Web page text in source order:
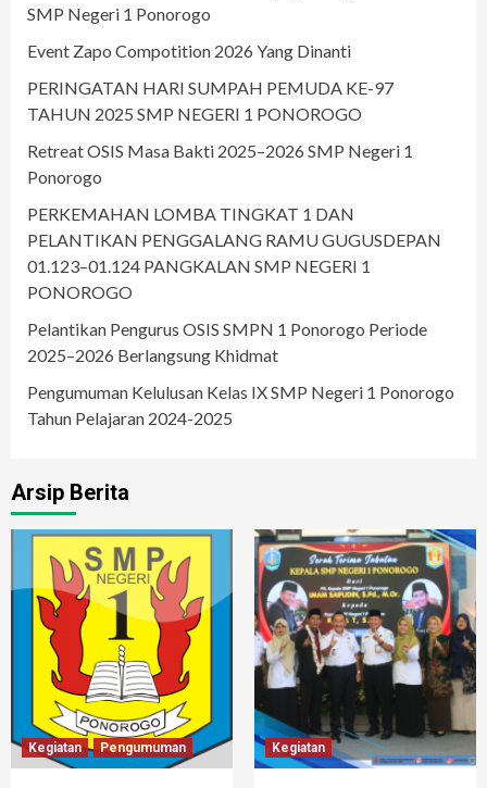
SMP Negeri 1 Ponorogo
Event Zapo Compotition 2026 Yang Dinanti
PERINGATAN HARI SUMPAH PEMUDA KE-97
TAHUN 2025 SMP NEGERI 1 PONOROGO
Retreat OSIS Masa Bakti 2025–2026 SMP Negeri 1
Ponorogo
PERKEMAHAN LOMBA TINGKAT 1 DAN
PELANTIKAN PENGGALANG RAMU GUGUSDEPAN
01.123–01.124 PANGKALAN SMP NEGERI 1
PONOROGO
Pelantikan Pengurus OSIS SMPN 1 Ponorogo Periode
2025–2026 Berlangsung Khidmat
Pengumuman Kelulusan Kelas IX SMP Negeri 1 Ponorogo
Tahun Pelajaran 2024-2025
Arsip Berita
Kegiatan Pengumuman Kegiatan